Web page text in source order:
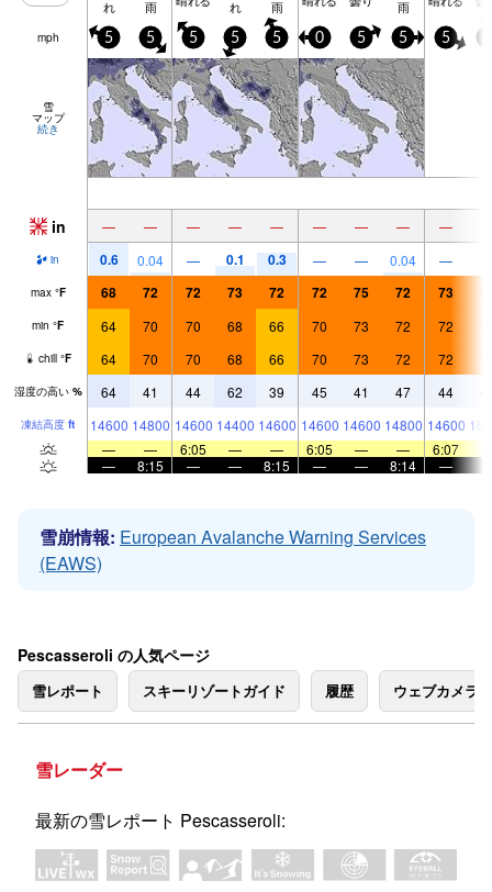
れ 雨 れ 雨 雨
mph 5 5 5 5 5 0 5 5 5
雪
マップ
続き
in — — — — — — — — —
in 0.6 0.04 — 0.1 0.3 — — 0.04 —
max °F 68 72 72 73 72 72 75 72 73
min °F 64 70 70 68 66 70 73 72 72
chill °F 64 70 70 68 66 70 73 72 72
湿度の高い % 64 41 44 62 39 45 41 47 44
凍結高度 ft 14600 14800 14600 14400 14600 14600 14600 14800 14600
—
— 6:05 — — 6:05 — — 6:07
—
8:15 — — 8:15 — — 8:14 —
雪崩情報: European Avalanche Warning Services
(EAWS)
Pescasseroli の人気ページ
雪レポート スキーリゾートガイド 履歴 ウェブカメラ
雪レーダー
最新の雪レポート Pescasseroli: